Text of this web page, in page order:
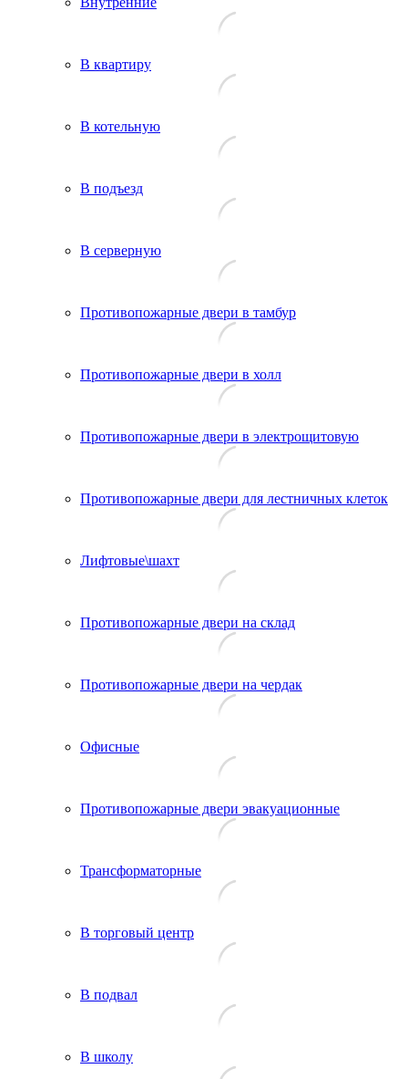
В квартиру
В котельную
В подъезд
В серверную
Противопожарные двери в тамбур
Противопожарные двери в холл
Противопожарные двери в электрощитовую
Противопожарные двери для лестничных клеток
Лифтовые\шахт
Противопожарные двери на склад
Противопожарные двери на чердак
Офисные
Противопожарные двери эвакуационные
Трансформаторные
В торговый центр
В подвал
В школу